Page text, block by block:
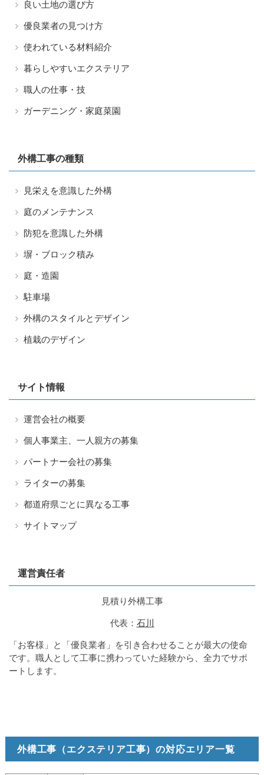
良い土地の選び方
優良業者の見つけ方
使われている材料紹介
暮らしやすいエクステリア
職人の仕事・技
ガーデニング・家庭菜園
外構工事の種類
見栄えを意識した外構
庭のメンテナンス
防犯を意識した外構
塀・ブロック積み
庭・造園
駐車場
外構のスタイルとデザイン
植栽のデザイン
サイト情報
運営会社の概要
個人事業主、一人親方の募集
パートナー会社の募集
ライターの募集
都道府県ごとに異なる工事
サイトマップ
運営責任者
見積り外構工事
代表： 石川
「お客様」と「優良業者」を引き合わせることが最大の使命
です。職人として工事に携わっていた経験から、全力でサポ
ートします。
外構工事（エクステリア工事）の対応エリア一覧